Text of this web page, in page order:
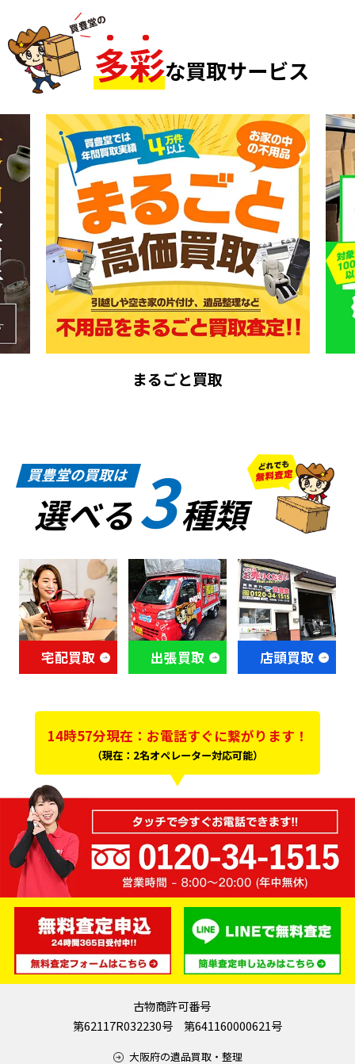
多彩な買取サービス
まるごと買取
買豊堂の買取は
選べる3種類
宅配買取 出張買取 店頭買取
14時57分現在：お電話すぐに繋がります！
（現在：2名オペレーター対応可能）
古物商許可番号
第62117R032230号 第641160000621号
大阪府の遺品買取・整理